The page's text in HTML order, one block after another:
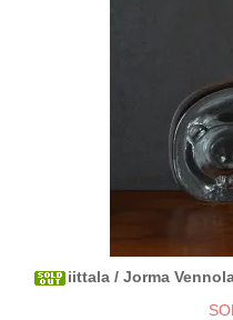
iittala / Jorma